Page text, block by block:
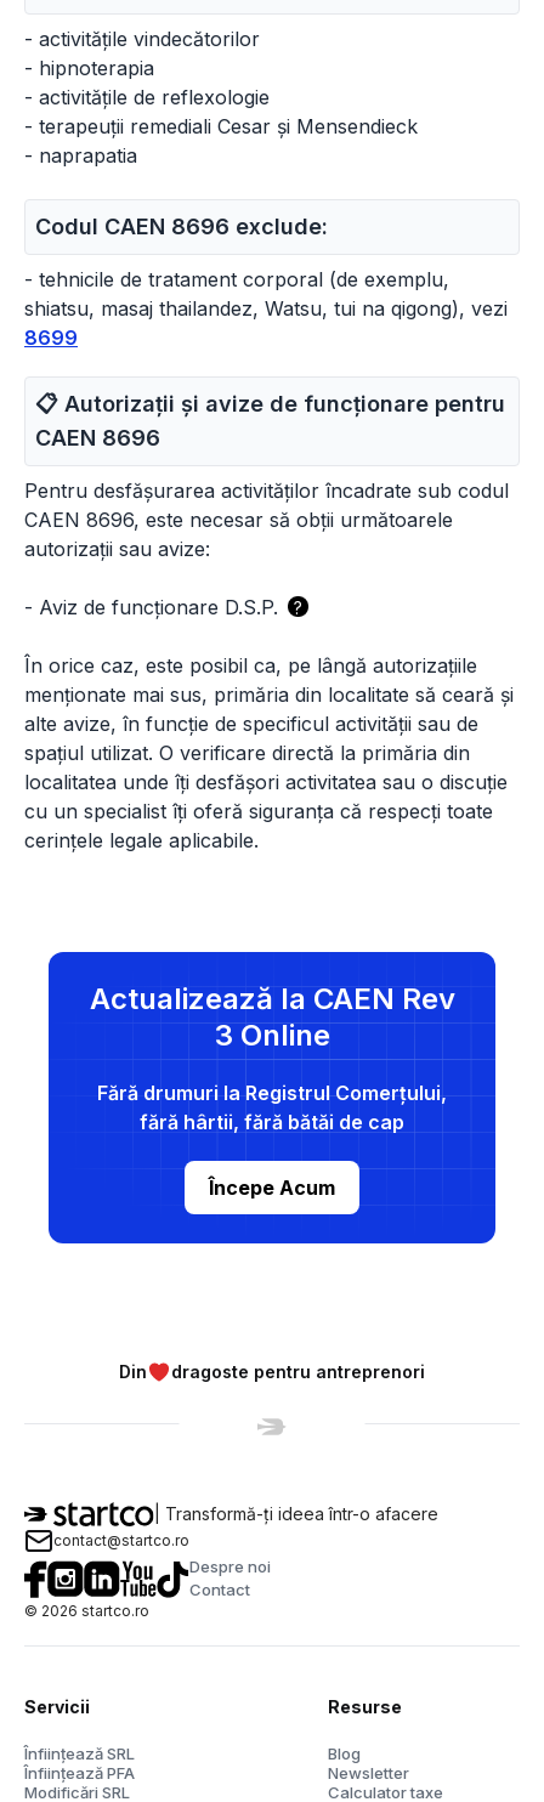
- activitățile vindecătorilor
- hipnoterapia
- activitățile de reflexologie
- terapeuții remediali Cesar și Mensendieck
- naprapatia
Codul CAEN 8696 exclude:
- tehnicile de tratament corporal (de exemplu,
shiatsu, masaj thailandez, Watsu, tui na qigong), vezi
8699
📋 Autorizații și avize de funcționare pentru
CAEN 8696
Pentru desfășurarea activităților încadrate sub codul
CAEN 8696, este necesar să obții următoarele
autorizații sau avize:
- Aviz de funcționare D.S.P. ?
În orice caz, este posibil ca, pe lângă autorizațiile
menționate mai sus, primăria din localitate să ceară și
alte avize, în funcție de specificul activității sau de
spațiul utilizat. O verificare directă la primăria din
localitatea unde îți desfășori activitatea sau o discuție
cu un specialist îți oferă siguranța că respecți toate
cerințele legale aplicabile.
Actualizează la CAEN Rev
3 Online
Fără drumuri la Registrul Comerțului,
fără hârtii, fără bătăi de cap
Începe Acum
Din dragoste pentru antreprenori
| Transformă-ți ideea într-o afacere
contact@startco.ro
Despre noi
Contact
© 2026 startco.ro
Servicii
Înființează SRL
Înființează PFA
Modificări SRL
Resurse
Blog
Newsletter
Calculator taxe